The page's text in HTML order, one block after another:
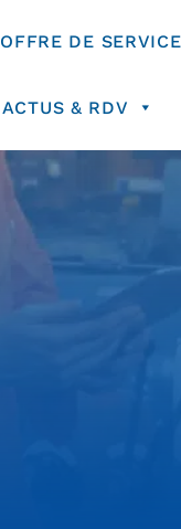
OFFRE DE
ACTUS & RDV